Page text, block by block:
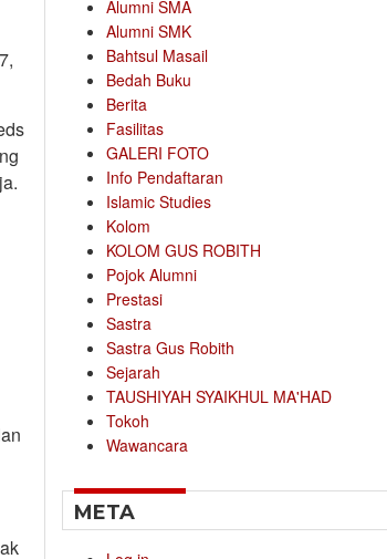
Alumni SMA
Alumni SMK
Bahtsul Masail
Bedah Buku
Berita
Fasilitas
GALERI FOTO
Info Pendaftaran
Islamic Studies
Kolom
KOLOM GUS ROBITH
Pojok Alumni
Prestasi
Sastra
Sastra Gus Robith
Sejarah
TAUSHIYAH SYAIKHUL MA'HAD
Tokoh
Wawancara
META